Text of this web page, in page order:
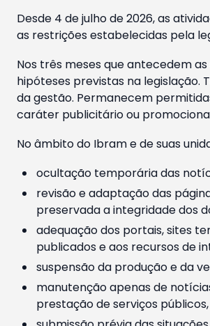
Desde 4 de julho de 2026, as
as restrições estabelecidas pela
Nos três meses que antecedem
hipóteses previstas na legislação.
da gestão. Permanecem
caráter publicitário ou
No âmbito do Ibram e de suas
ocultação temporária das
revisão e adaptação das
preservada a integridade dos
adequação dos portais, sites
publicados e aos recursos de
suspensão da produção e da
manutenção apenas de
prestação de serviços